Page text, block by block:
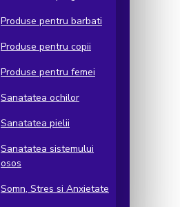
Produse pentru barbati
Produse pentru copii
Produse pentru femei
Sanatatea ochilor
Sanatatea pielii
Sanatatea sistemului
osos
Somn, Stres si Anxietate